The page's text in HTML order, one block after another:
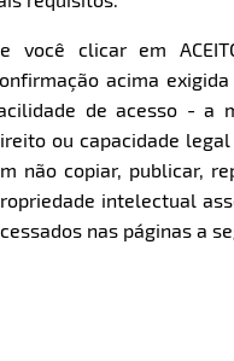
fez com a
1995 - Porto Alegre/
você clicar em
acima
de acesso - a
ou capacidade
não copiar, publicar,
intelectual
nas páginas a